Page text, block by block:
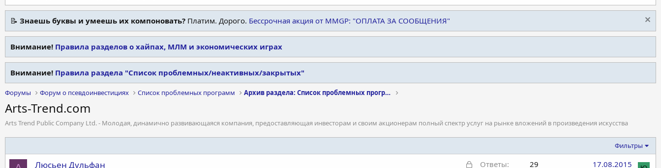
📝 Знаешь буквы и умеешь их компоновать? Платим. Дорого. Бессрочная акция от MMGP: "ОПЛАТА ЗА СООБЩЕНИЯ"
Внимание! Правила разделов о хайпах, МЛМ и экономических играх
Внимание! Правила раздела "Список проблемных/неактивных/закрытых"
Форумы Форум о псевдоинвестициях Список проблемных программ Архив раздела: Список проблемных программ
Arts-Trend.com
Arts Trend Public Company Ltd. - Молодая, динамично развивающаяся компания, предоставляющая инвесторам и своим акционерам полный спектр услуг на рынке вложений в произведения искусства
Фильтры
З
Люсьен Дульфан Ответы 29 17.08.2015